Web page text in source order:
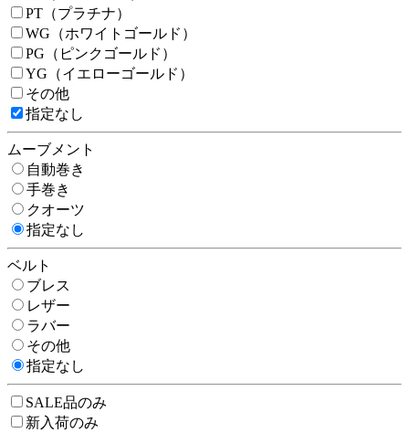
PT（プラチナ）
WG（ホワイトゴールド）
PG（ピンクゴールド）
YG（イエローゴールド）
その他
指定なし
ムーブメント
自動巻き
手巻き
クオーツ
指定なし
ベルト
ブレス
レザー
ラバー
その他
指定なし
SALE品のみ
新入荷のみ